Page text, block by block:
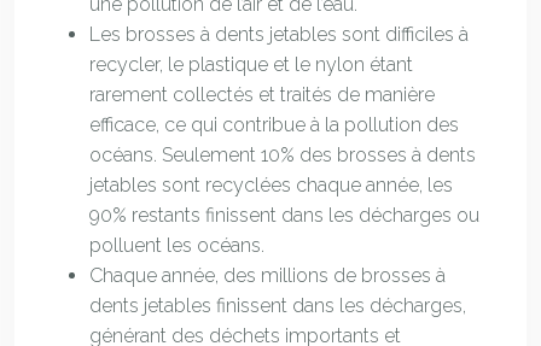
Les brosses à dents jetables sont difficiles à
recycler, le plastique et le nylon étant
rarement collectés et traités de manière
efficace, ce qui contribue à la pollution des
océans. Seulement 10% des brosses à dents
jetables sont recyclées chaque année, les
90% restants finissent dans les décharges ou
polluent les océans.
Chaque année, des millions de brosses à
dents jetables finissent dans les décharges,
générant des déchets importants et